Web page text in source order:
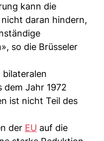
kann die
daran hindern,
so die Brüsseler
bilateralen
dem Jahr 1972
ist nicht Teil des
der EU auf die